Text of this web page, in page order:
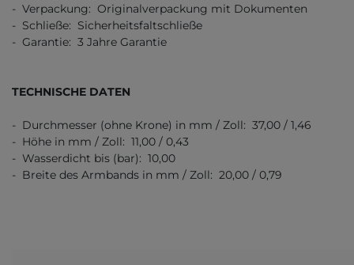
- Verpackung: Originalverpackung mit Dokumenten
- Schließe: Sicherheitsfaltschließe
- Garantie: 3 Jahre Garantie
TECHNISCHE DATEN
- Durchmesser (ohne Krone) in mm / Zoll: 37,00 / 1,46
- Höhe in mm / Zoll: 11,00 / 0,43
- Wasserdicht bis (bar): 10,00
- Breite des Armbands in mm / Zoll: 20,00 / 0,79